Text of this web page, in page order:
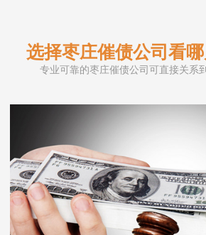
选择枣庄催债公司看
专业可靠的枣庄催债公司可直接关系